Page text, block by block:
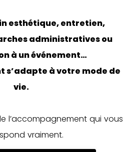
esthétique, entretien,
administratives ou
à un événement…
s’adapte à votre mode de
vie.
l’accompagnement qui vous
vraiment.